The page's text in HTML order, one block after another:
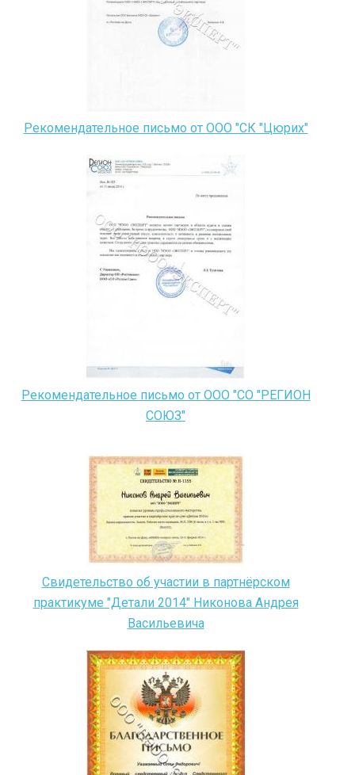
Рекомендательное письмо от ООО "СК "Цюрих"
Рекомендательное письмо от ООО "СО "РЕГИОН
СОЮЗ"
Свидетельство об участии в партнёрском
практикуме "Детали 2014" Никонова Андрея
Васильевича